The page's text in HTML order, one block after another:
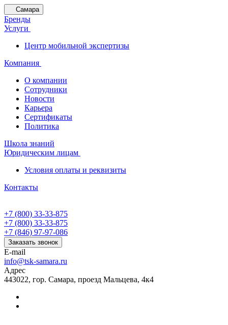
Самара
Бренды
Услуги
Центр мобильной экспертизы
Компания
О компании
Сотрудники
Новости
Карьера
Сертификаты
Политика
Школа знаний
Юридическим лицам
Условия оплаты и реквизиты
Контакты
+7 (800) 33-33-875
+7 (800) 33-33-875
+7 (846) 97-97-086
Заказать звонок
E-mail
info@tsk-samara.ru
Адрес
443022, гор. Самара, проезд Мальцева, 4к4